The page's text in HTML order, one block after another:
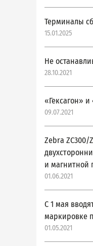
Терминалы
15.01.2025
Не
28.10.2021
«Гексагон» и
09.07.2021
Zebra ZC300/
и магнитной
01.06.2021
С 1 мая
маркировке
01.05.2021